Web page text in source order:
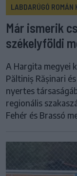
LABDARÚGÓ ROMÁN
Már ismerik
székelyföldi
A Hargita megyei
Păltiniș Rășinari
nyertes
regionális
Fehér és Brassó